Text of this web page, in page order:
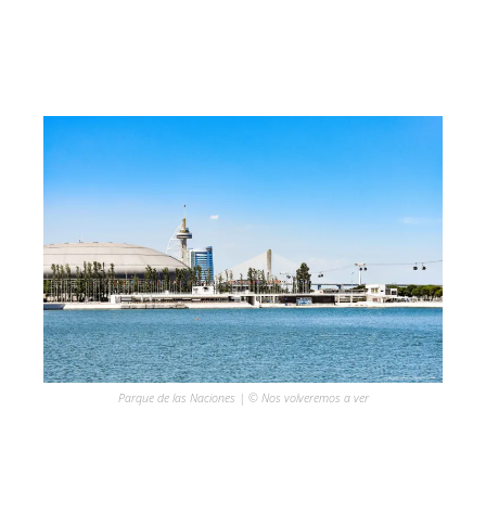
Parque de las Naciones | © Nos volveremos a ver